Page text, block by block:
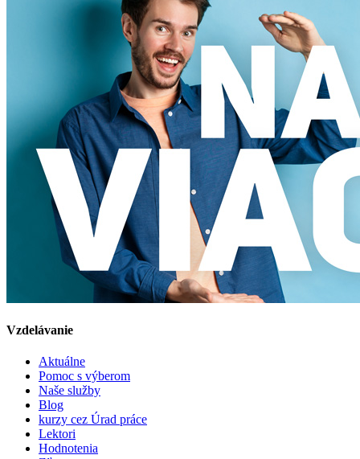
Vzdelávanie
Aktuálne
Pomoc s výberom
Naše služby
Blog
kurzy cez Úrad práce
Lektori
Hodnotenia